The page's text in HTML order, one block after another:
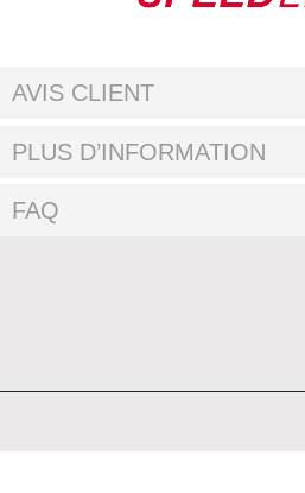
AVIS CLIENT
PLUS D’INFORMATION
FAQ